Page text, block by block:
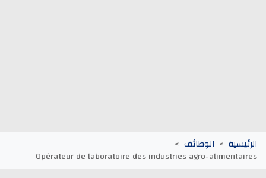
الوظائف
Opérateur de laboratoire des industries agro-